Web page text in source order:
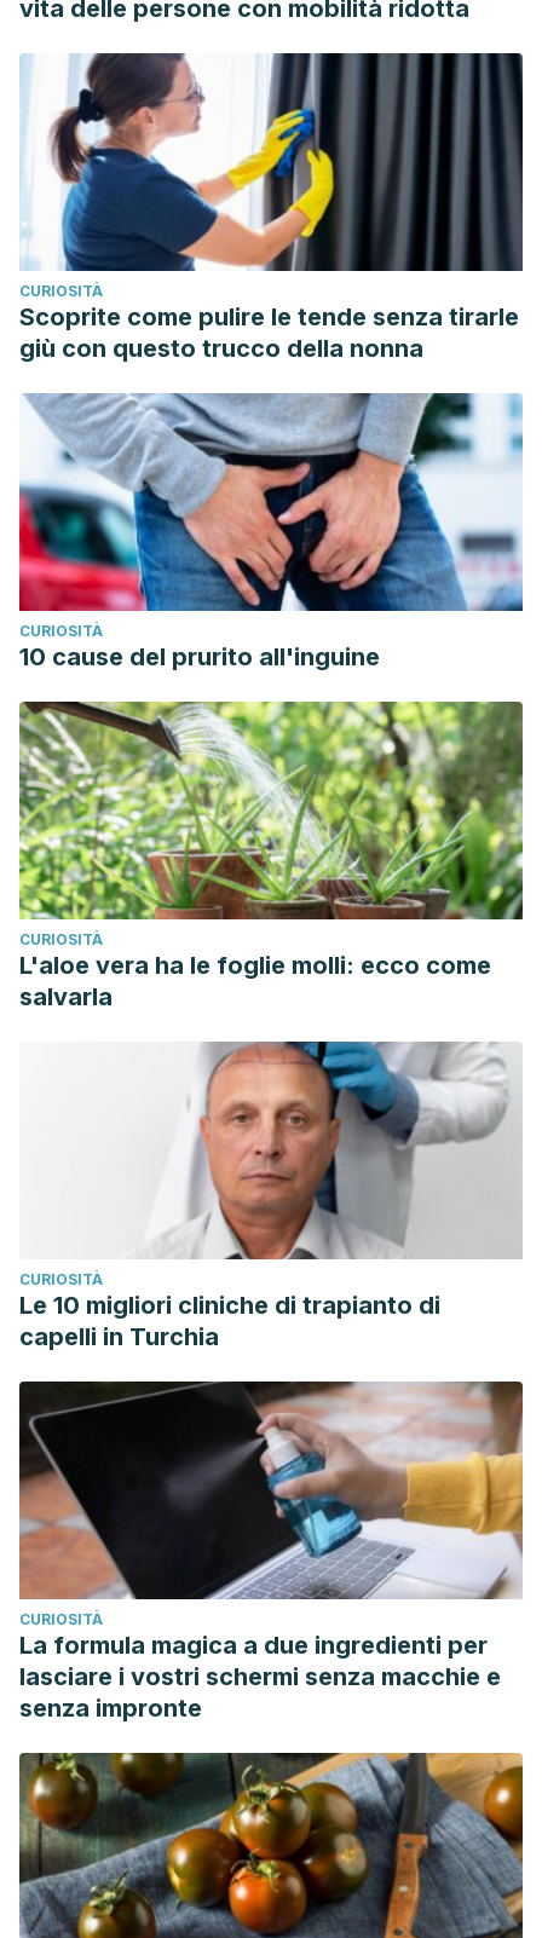
Sarategui DE., Wildman R., Wong M., Jo E., The effects of
leucine enriched branched chain amino acid supplementation
on recovery after high intensity resistance exercise. Int J
Sports Physiol Perform, 2019. 14 (8): 1081-1088.
vita delle persone con mobilità ridotta
CURIOSITÀ
Scoprite come pulire le tende senza tirarle
giù con questo trucco della nonna
CURIOSITÀ
10 cause del prurito all'inguine
CURIOSITÀ
L'aloe vera ha le foglie molli: ecco come
salvarla
CURIOSITÀ
Le 10 migliori cliniche di trapianto di
capelli in Turchia
CURIOSITÀ
La formula magica a due ingredienti per
lasciare i vostri schermi senza macchie e
senza impronte